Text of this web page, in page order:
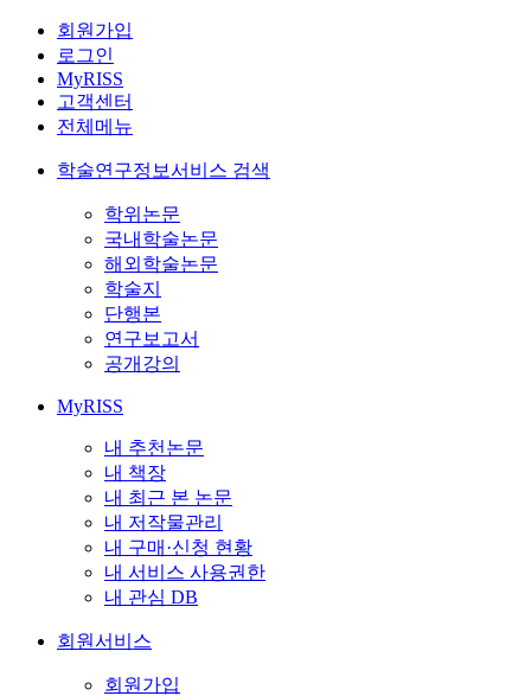
회원가입
로그인
MyRISS
고객센터
전체메뉴
학술연구정보서비스 검색
학위논문
국내학술논문
해외학술논문
학술지
단행본
연구보고서
공개강의
MyRISS
내 추천논문
내 책장
내 최근 본 논문
내 저작물관리
내 구매·신청 현황
내 서비스 사용권한
내 관심 DB
회원서비스
회원가입